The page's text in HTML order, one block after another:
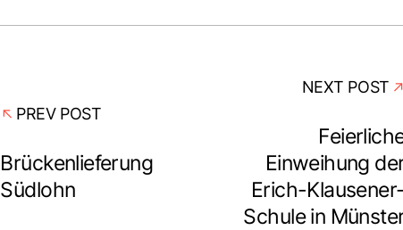
PREV POST
Brückenlieferung
Südlohn
NEXT POST
Einweihung
Erich-Klausener-
Schule in